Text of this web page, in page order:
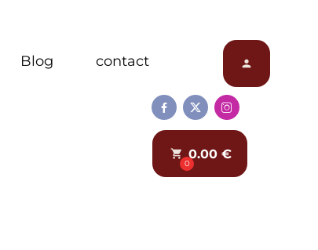
Blog contact
 
0.00 €